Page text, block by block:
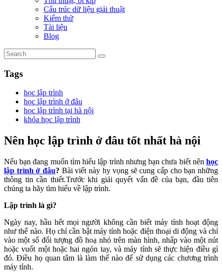
Cấu trúc dữ liệu giải thuật
Kiểm thử
Tài liệu
Blog
Tags
học lập trình
học lập trình ở đâu
học lập trình tại hà nội
khóa học lập trình
Nên học lập trình ở đâu tốt nhất hà nội
Nếu bạn đang muốn tìm hiểu lập trình nhưng bạn chưa biết nên học
lập trình ở đâu? Bài viết này hy vọng sẽ cung cấp cho bạn những
thông tin cần thiết.Trước khi giải quyết vấn đề của bạn, đầu tiên
chúng ta hãy tìm hiểu về lập trình.
Lập trình là gì?
Ngày nay, hầu hết mọi người không cần biết máy tính hoạt động
như thế nào. Họ chỉ cần bật máy tính hoặc điện thoại di động và chỉ
vào một số đối tượng đồ hoạ nhỏ trên màn hình, nhấp vào một nút
hoặc vuốt một hoặc hai ngón tay, và máy tính sẽ thực hiện điều gì
đó. Điều họ quan tâm là làm thế nào để sử dụng các chương trình
máy tính.